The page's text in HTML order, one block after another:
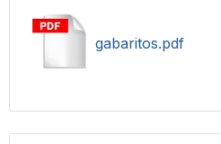
gabaritos.pdf